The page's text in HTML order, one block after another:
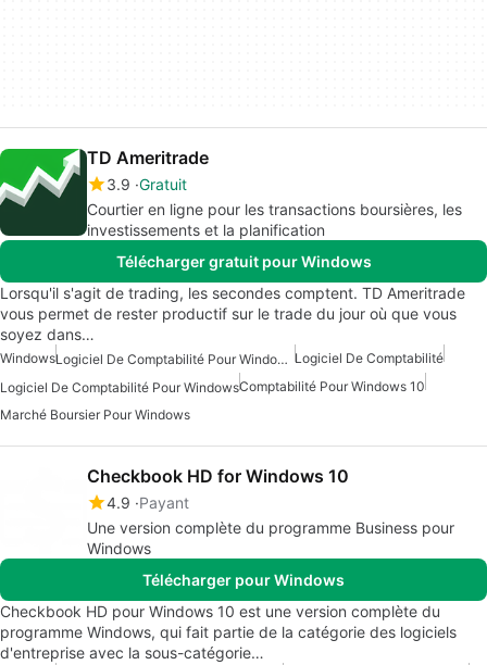
TD Ameritrade
3.9 Gratuit
Courtier en ligne pour les transactions boursières, les
investissements et la planification
Télécharger gratuit pour Windows
Lorsqu'il s'agit de trading, les secondes comptent. TD Ameritrade
vous permet de rester productif sur le trade du jour où que vous
soyez dans…
Windows Logiciel De Comptabilité Pour Windows 10 Logiciel De Comptabilité
Logiciel De Comptabilité Pour WindowsComptabilité Pour Windows 10
Marché Boursier Pour Windows
Checkbook HD for Windows 10
4.9 Payant
Une version complète du programme Business pour
Windows
Télécharger pour Windows
Checkbook HD pour Windows 10 est une version complète du
programme Windows, qui fait partie de la catégorie des logiciels
d'entreprise avec la sous-catégorie…